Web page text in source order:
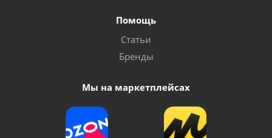
Помощь
Статьи
Бренды
Мы на маркетплейсах